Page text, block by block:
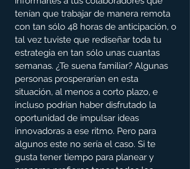
tenían que trabajar de manera remota
con tan sólo 48 horas de anticipación, o
tal vez tuviste que rediseñar toda tu
estrategia en tan sólo unas cuantas
semanas. ¿Te suena familiar? Algunas
personas prosperarían en esta
situación, al menos a corto plazo, e
incluso podrían haber disfrutado la
oportunidad de impulsar ideas
innovadoras a ese ritmo. Pero para
algunos este no sería el caso. Si te
gusta tener tiempo para planear y